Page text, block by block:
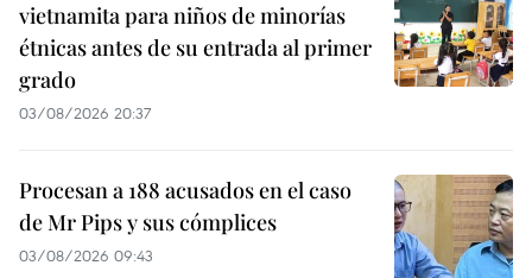
vietnamita para niños de minorías
étnicas antes de su entrada al primer
grado
03/08/2026 20:37
Procesan a 188 acusados en el caso
de Mr Pips y sus cómplices
03/08/2026 09:43